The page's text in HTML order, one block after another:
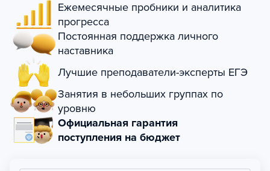
Ежемесячные пробники и аналитика
прогресса
Постоянная поддержка личного
наставника
Лучшие преподаватели-эксперты ЕГЭ
Занятия в небольших группах по
уровню
Официальная гарантия
поступления на бюджет